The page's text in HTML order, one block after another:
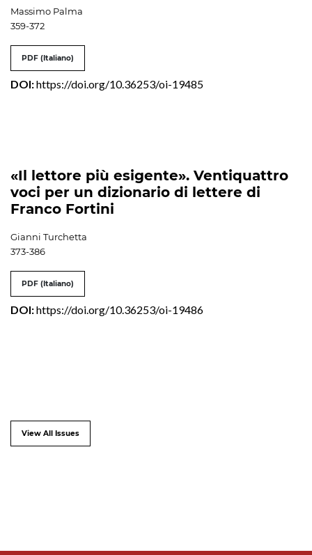
Massimo Palma
359-372
PDF (Italiano)
DOI:https://doi.org/10.36253/oi-19485
«Il lettore più esigente». Ventiquattro
voci per un dizionario di lettere di
Franco Fortini
Gianni Turchetta
373-386
PDF (Italiano)
DOI:https://doi.org/10.36253/oi-19486
View All Issues